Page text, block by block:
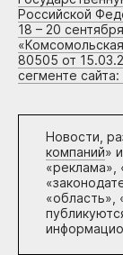
Российской
18 – 20
80505 от
сегменте
Новости,
компаний»
«реклама»,
«область»,